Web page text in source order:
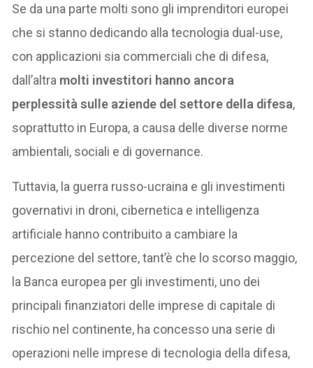
Se da una parte molti sono gli imprenditori europei
che si stanno dedicando alla tecnologia dual-use,
con applicazioni sia commerciali che di difesa,
dall’altra molti investitori hanno ancora
perplessità sulle aziende del settore della difesa,
soprattutto in Europa, a causa delle diverse norme
ambientali, sociali e di governance.
Tuttavia, la guerra russo-ucraina e gli investimenti
governativi in droni, cibernetica e intelligenza
artificiale hanno contribuito a cambiare la
percezione del settore, tant’è che lo scorso maggio,
la Banca europea per gli investimenti, uno dei
principali finanziatori delle imprese di capitale di
rischio nel continente, ha concesso una serie di
operazioni nelle imprese di tecnologia della difesa,